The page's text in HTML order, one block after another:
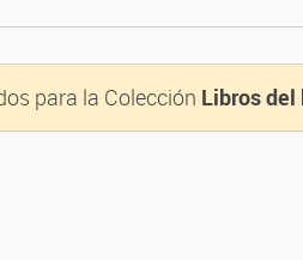
para la Colección Libros